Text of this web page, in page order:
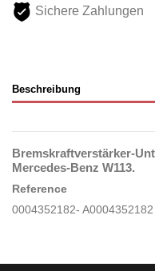
Sichere Zahlungen
Beschreibung
Bremskraftverstärker-
Mercedes-Benz W113.
Reference
0004352182- A0004352182